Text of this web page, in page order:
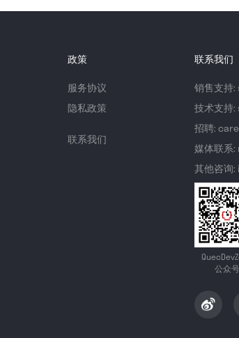
政策
服务协议
隐私政策
联系我们
联系我们
销售支持
技术支持
招聘:
媒体联系
其他咨询
公众号